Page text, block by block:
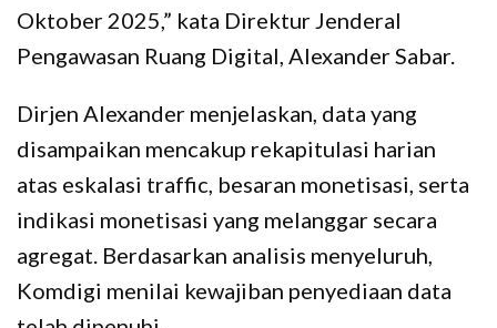
Oktober 2025,” kata Direktur Jenderal
Pengawasan Ruang Digital, Alexander Sabar.
Dirjen Alexander menjelaskan, data yang
disampaikan mencakup rekapitulasi harian
atas eskalasi traffic, besaran monetisasi, serta
indikasi monetisasi yang melanggar secara
agregat. Berdasarkan analisis menyeluruh,
Komdigi menilai kewajiban penyediaan data